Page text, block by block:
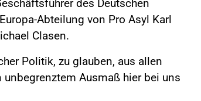
des Deutschen
Abteilung von Pro Asyl Karl
Clasen.
Politik, zu glauben, aus allen
Ausmaß hier bei uns